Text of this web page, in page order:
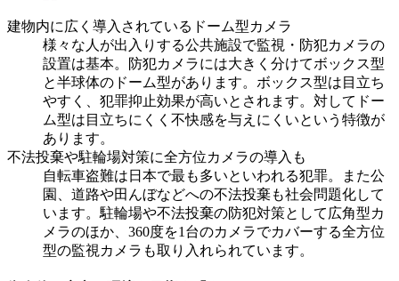
建物内に広く導入されているドーム型カメラ
様々な人が出入りする公共施設で監視・防犯カメラの
設置は基本。防犯カメラには大きく分けてボックス型
と半球体のドーム型があります。ボックス型は目立ち
やすく、犯罪抑止効果が高いとされます。対してドー
ム型は目立ちにくく不快感を与えにくいという特徴が
あります。
不法投棄や駐輪場対策に全方位カメラの導入も
自転車盗難は日本で最も多いといわれる犯罪。また公
園、道路や田んぼなどへの不法投棄も社会問題化して
います。駐輪場や不法投棄の防犯対策として広角型カ
メラのほか、360度を1台のカメラでカバーする全方位
型の監視カメラも取り入れられています。